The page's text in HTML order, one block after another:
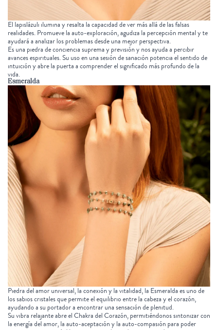
El lapislázuli ilumina y resalta la capacidad de ver más allá de las falsas
realidades. Promueve la auto-exploración, agudiza la percepción mental y te
ayudará a analizar los problemas desde una mejor perspectiva.
Es una piedra de conciencia suprema y previsión y nos ayuda a percibir
avances espirituales. Su uso en una sesión de sanación potencia el sentido de
intuición y abre la puerta a comprender el significado más profundo de la
vida.
Esmeralda
Piedra del amor universal, la conexión y la vitalidad, la Esmeraldaes uno de
lossabios cristalesque permite el equilibrio entre la cabeza y el corazón,
ayudando a su portador a encontrar una sensación de plenitud.
Su vibra relajante abre elChakra del Corazón, permitiéndonos sintonizar con
la energía del amor, la auto-aceptación y la auto-compasión para poder